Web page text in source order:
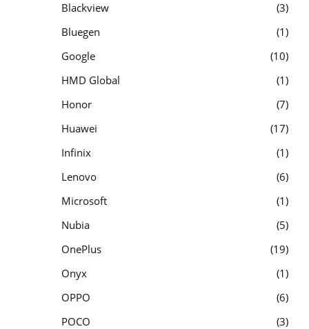
Blackview
3
Bluegen
1
Google
10
HMD Global
1
Honor
7
Huawei
17
Infinix
1
Lenovo
6
Microsoft
1
Nubia
5
OnePlus
19
Onyx
1
OPPO
6
POCO
3